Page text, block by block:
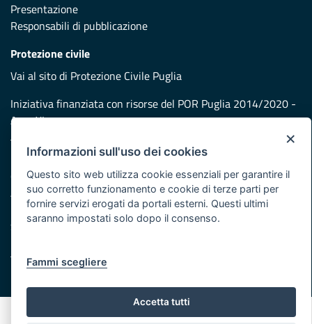
Presentazione
Responsabili di pubblicazione
Protezione civile
Vai al sito di Protezione Civile Puglia
Iniziativa finanziata con risorse del POR Puglia 2014/2020 -
Asse XI
Note legali
Cookie e privacy
Atti di notifica
Feed RSS
Servizi Intranet
×
Informazioni sull'uso dei cookies
Questo sito web utilizza cookie essenziali per garantire il
suo corretto funzionamento e cookie di terze parti per
fornire servizi erogati da portali esterni. Questi ultimi
saranno impostati solo dopo il consenso.
Fammi scegliere
Accetta tutti